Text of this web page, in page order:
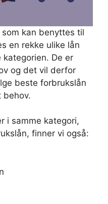
kan benyttes til
en rekke ulike lån
De er
og det vil derfor
beste forbrukslån
behov.
i samme kategori,
finner vi også: